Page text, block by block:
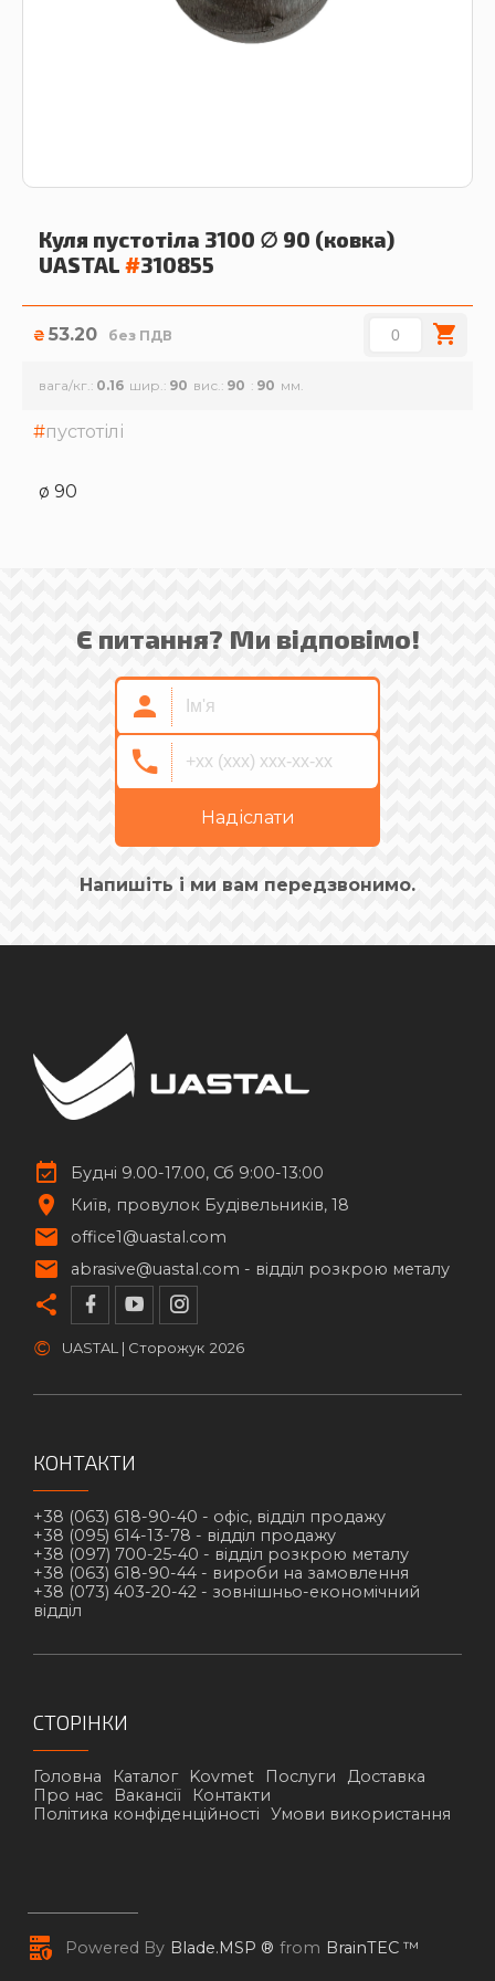
Куля пустотіла 3100 ∅ 90 (ковка)
UASTAL #310855
₴ 53.20 без ПДВ
вага/кг. 0.16 шир. 90 вис. 90 90
пустотілі
ø 90
Є питання? Ми відповімо!
Надіслати
Напишіть і ми вам передзвонимо.
Будні 9.00-17.00, Сб 9:00-13:00
Київ
провулок Будівельників, 18
office1@uastal.com
abrasive@uastal.com - відділ розкрою металу
© UASTAL | Сторожук 2026
КОНТАКТИ
+38 (063) 618-90-40 - офіс, відділ продажу
+38 (095) 614-13-78 - відділ продажу
+38 (097) 700-25-40 - відділ розкрою металу
+38 (063) 618-90-44 - вироби на замовлення
+38 (073) 403-20-42 - зовнішньо-економічний
відділ
СТОРІНКИ
Головна Каталог Kovmet Послуги
Доставка
Про нас
Вакансії
Контакти
Політика конфіденційності
Умови використання
Powered By Blade.MSP ® from BrainTEC ™